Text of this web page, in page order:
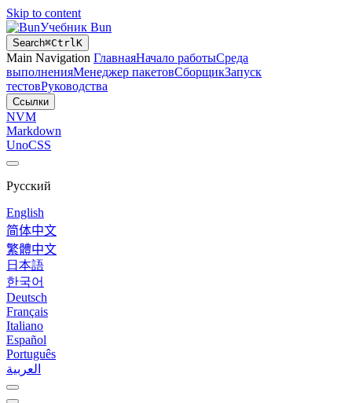
Skip to content
Учебник Bun
Search⌘CtrlK
Main Navigation ГлавнаяНачало работыСреда
выполненияМенеджер пакетовСборщикЗапуск
тестовРуководства
Ссылки
NVM
Markdown
UnoCSS
Русский
English
简体中文
繁體中文
日本語
한국어
Deutsch
Français
Italiano
Español
Português
العربية